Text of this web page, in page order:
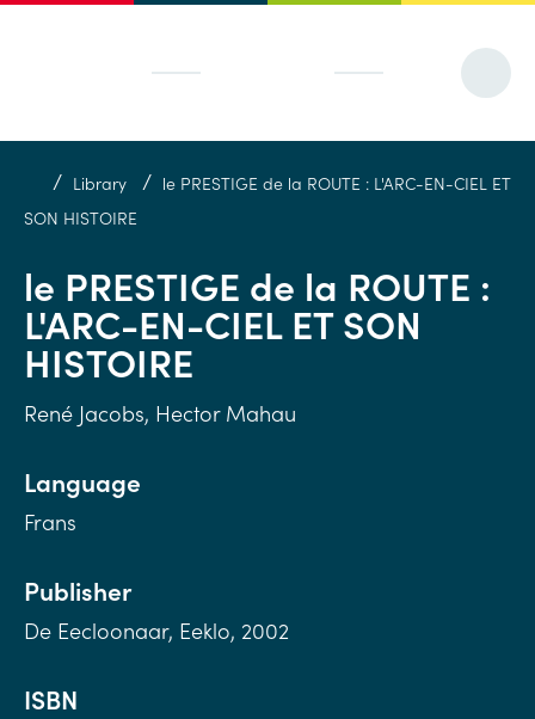
/ Library / le PRESTIGE de la ROUTE : L'ARC-EN-CIEL ET
SON HISTOIRE
le PRESTIGE de la ROUTE :
L'ARC-EN-CIEL ET SON
HISTOIRE
René Jacobs, Hector Mahau
Language
Frans
Publisher
De Eecloonaar, Eeklo, 2002
ISBN